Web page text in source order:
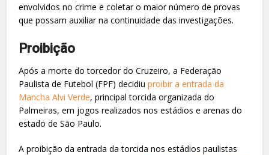
envolvidos no crime e coletar o maior número de provas
que possam auxiliar na continuidade das investigações.
Proibição
Após a morte do torcedor do Cruzeiro, a Federação
Paulista de Futebol (FPF) decidiuproibir a entrada da
Mancha Alvi Verde, principal torcida organizada do
Palmeiras, em jogos realizados nos estádios e arenas do
estado de São Paulo.
A proibição da entrada da torcida nos estádios paulistas